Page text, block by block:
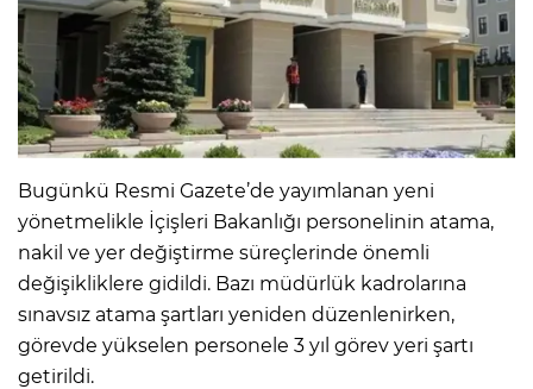
Bugünkü Resmi Gazete’de yayımlanan yeni
yönetmelikle İçişleri Bakanlığı personelinin atama,
nakil ve yer değiştirme süreçlerinde önemli
değişikliklere gidildi. Bazı müdürlük kadrolarına
sınavsız atama şartları yeniden düzenlenirken,
görevde yükselen personele 3 yıl görev yeri şartı
getirildi.